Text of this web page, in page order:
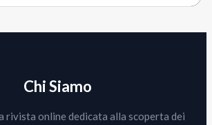
Chi Siamo
rivista online dedicata alla scoperta dei